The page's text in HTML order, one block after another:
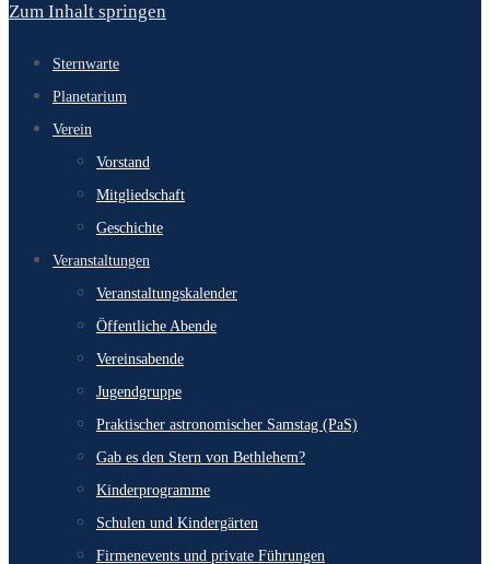
Zum Inhalt springen
Sternwarte
Planetarium
Verein
Vorstand
Mitgliedschaft
Geschichte
Veranstaltungen
Veranstaltungskalender
Öffentliche Abende
Vereinsabende
Jugendgruppe
Praktischer astronomischer Samstag (PaS)
Gab es den Stern von Bethlehem?
Kinderprogramme
Schulen und Kindergärten
Firmenevents und private Führungen